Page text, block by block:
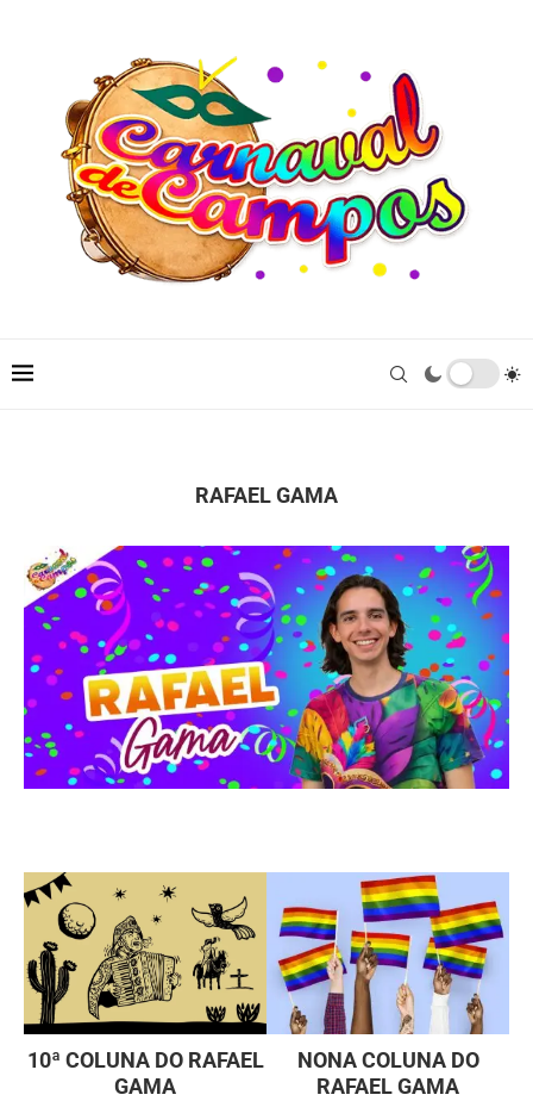
RAFAEL GAMA
10ª COLUNA DO RAFAEL
GAMA
NONA COLUNA DO
RAFAEL GAMA